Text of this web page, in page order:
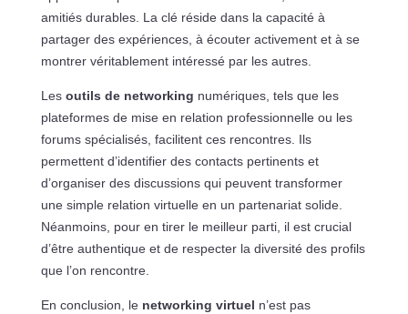
amitiés durables. La clé réside dans la capacité à
partager des expériences, à écouter activement et à se
montrer véritablement intéressé par les autres.
Les outils de networking numériques, tels que les
plateformes de mise en relation professionnelle ou les
forums spécialisés, facilitent ces rencontres. Ils
permettent d’identifier des contacts pertinents et
d’organiser des discussions qui peuvent transformer
une simple relation virtuelle en un partenariat solide.
Néanmoins, pour en tirer le meilleur parti, il est crucial
d’être authentique et de respecter la diversité des profils
que l’on rencontre.
En conclusion, le networking virtuel n’est pas